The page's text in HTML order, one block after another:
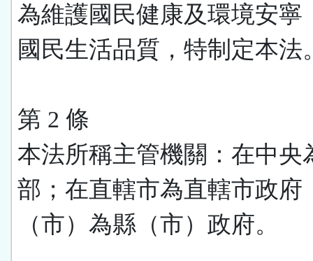
為維護國民健康及環境安寧
國民生活品質，特制定本法
第 2 條
本法所稱主管機關：在中央
部；在直轄市為直轄市政府
（市）為縣（市）政府。